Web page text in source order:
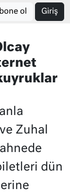
ol Giriş
Zuhal
dün